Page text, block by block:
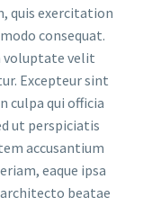
quis exercitation
consequat.
voluptate velit
Excepteur sint
culpa qui officia
ut perspiciatis
accusantium
eaque ipsa
beatae